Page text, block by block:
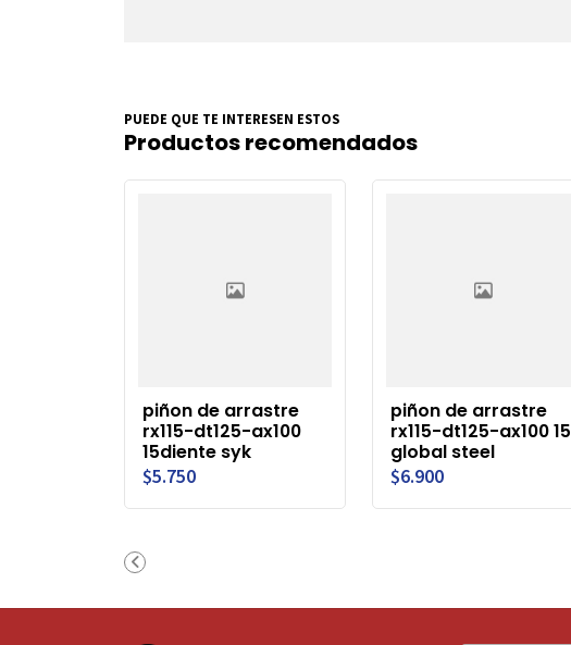
PUEDE QUE TE INTERESEN ESTOS
Productos recomendados
piñon de arrastre
rx115-dt125-ax100
15diente syk
$5.750
piñon de arrastre
rx115-dt125-ax100 15
global steel
$6.900